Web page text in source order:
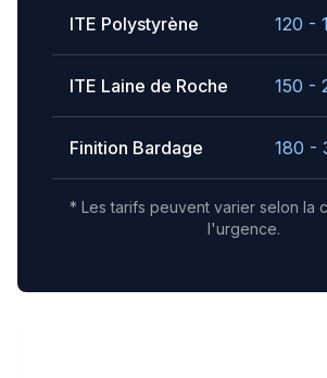
ITE Polystyrène 120 -
ITE Laine de Roche 150 -
Finition Bardage 180 -
* Les tarifs peuvent varier selon la
l'urgence.